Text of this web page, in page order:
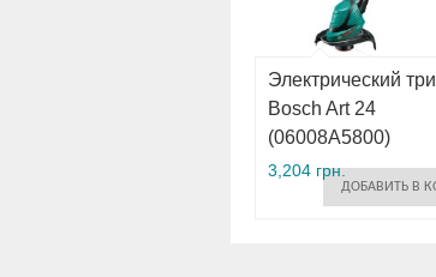
Электрический
Bosch Art 24
(06008A5800)
3,204 грн.
ДОБАВИТЬ В